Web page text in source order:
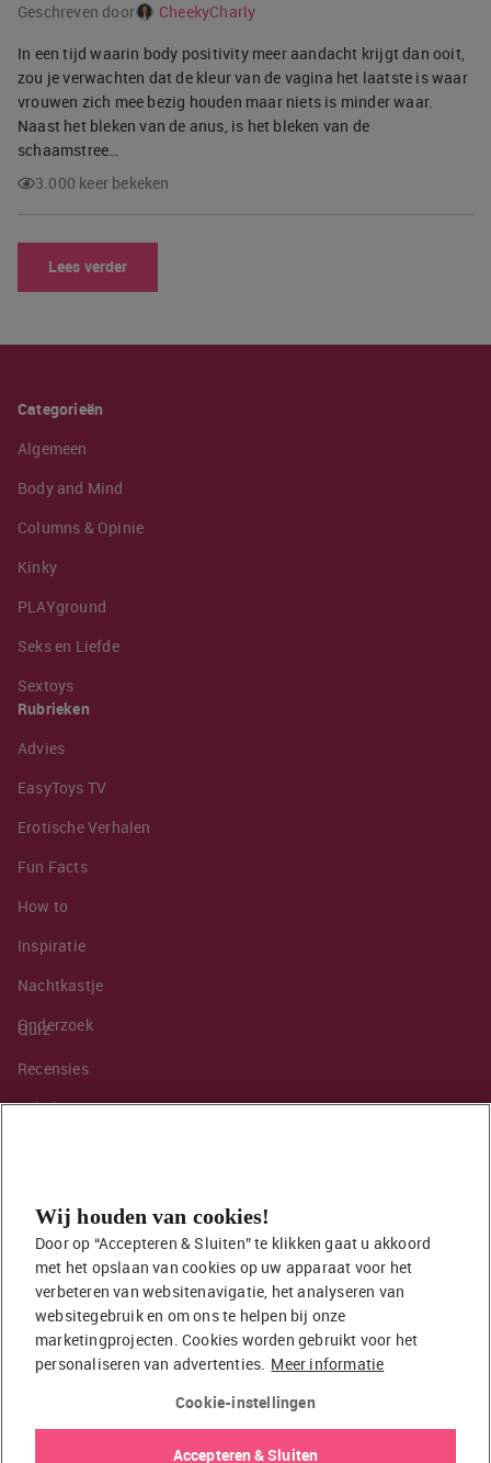
Geschreven door
CheekyCharly
In een tijd waarin body positivity meer aandacht krijgt dan ooit,
zou je verwachten dat de kleur van de vagina het laatste is waar
vrouwen zich mee bezig houden maar niets is minder waar.
Naast het bleken van de anus, is het bleken van de
schaamstree…
3.000 keer bekeken
Lees verder
Categorieën
Algemeen
Body and Mind
Columns & Opinie
Kinky
PLAYground
Seks en Liefde
Sextoys
Rubrieken
Advies
EasyToys TV
Erotische Verhalen
Fun Facts
How to
Inspiratie
Nachtkastje
Onderzoek
Quiz
Recensies
Sekshoroscoop
Toy van de maand
Vraag ’t onze seksuoloog
Interessante links
Seksuologen in Nederland
Erotisch verhaal insturen
EasyToys shop
Wij houden van cookies!
Door op “Accepteren & Sluiten” te klikken gaat u akkoord
met het opslaan van cookies op uw apparaat voor het
verbeteren van websitenavigatie, het analyseren van
websitegebruik en om ons te helpen bij onze
marketingprojecten. Cookies worden gebruikt voor het
personaliseren van advertenties. Meer informatie
Cookie-instellingen
Accepteren & Sluiten